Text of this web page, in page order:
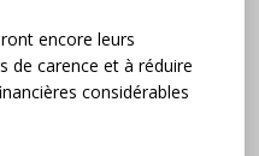
encore leurs
de carence et à réduire
considérables